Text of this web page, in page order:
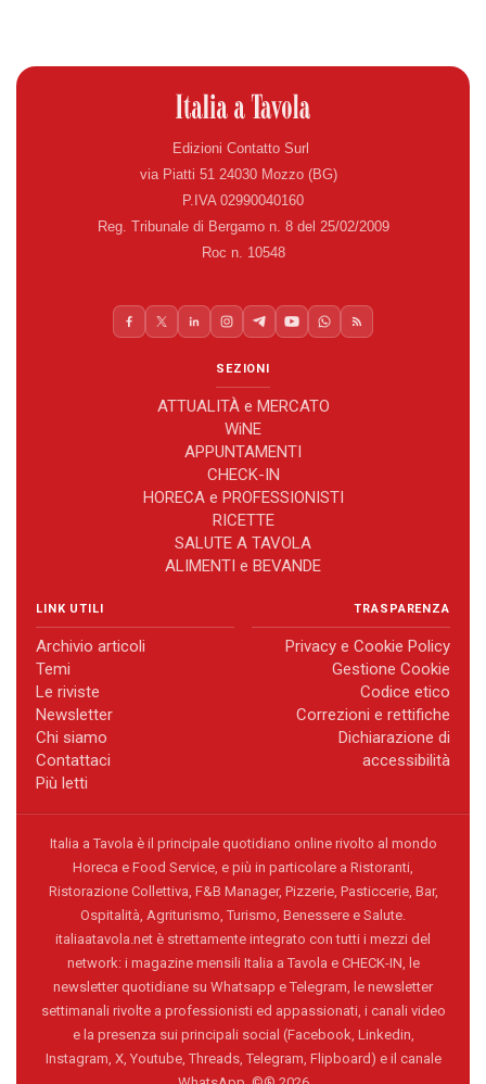
Edizioni Contatto Surl
via Piatti 51 24030 Mozzo (BG)
P.IVA 02990040160
Reg. Tribunale di Bergamo n. 8 del 25/02/2009
Roc n. 10548
SEZIONI
ATTUALITÀ e MERCATO
WiNE
APPUNTAMENTI
CHECK-IN
HORECA e PROFESSIONISTI
RICETTE
SALUTE A TAVOLA
ALIMENTI e BEVANDE
LINK UTILI
Archivio articoli
Temi
Le riviste
Newsletter
Chi siamo
Contattaci
Più letti
TRASPARENZA
Privacy e Cookie Policy
Gestione Cookie
Codice etico
Correzioni e rettifiche
Dichiarazione di
accessibilità
Italia a Tavola è il principale quotidiano online rivolto al mondo
Horeca e Food Service, e più in particolare a Ristoranti,
Ristorazione Collettiva, F&B Manager, Pizzerie, Pasticcerie, Bar,
Ospitalità, Agriturismo, Turismo, Benessere e Salute.
italiaatavola.net è strettamente integrato con tutti i mezzi del
network: i magazine mensili Italia a Tavola e CHECK-IN, le
newsletter quotidiane su Whatsapp e Telegram, le newsletter
settimanali rivolte a professionisti ed appassionati, i canali video
e la presenza sui principali social (Facebook, Linkedin,
Instagram, X, Youtube, Threads, Telegram, Flipboard) e il canale